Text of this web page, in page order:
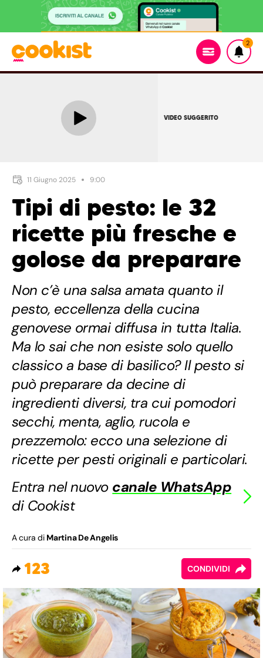
2
VIDEO SUGGERITO
11 Giugno 2025 9:00
Tipi di pesto: le 32
ricette più fresche e
golose da preparare
Non c’è una salsa amata quanto il
pesto, eccellenza della cucina
genovese ormai diffusa in tutta Italia.
Ma lo sai che non esiste solo quello
classico a base di basilico? Il pesto si
può preparare da decine di
ingredienti diversi, tra cui pomodori
secchi, menta, aglio, rucola e
prezzemolo: ecco una selezione di
ricette per pesti originali e particolari.
Entra nel nuovo canale WhatsApp
di Cookist
A cura di Martina De Angelis
123 CONDIVIDI